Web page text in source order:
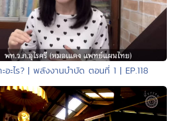
ะไร? | พลังงานบำบัด ตอนที่ 1 | EP.118